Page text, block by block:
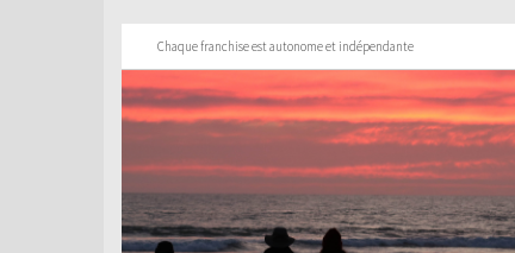
Chaque franchise est autonome et indépendante